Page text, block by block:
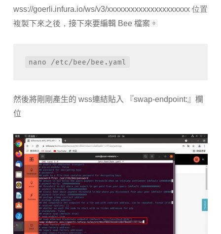
wss://goerli.infura.io/ws/v3/xxxxxxxxxxxxxxxxxxxxx 位置
複製下來之後， 接下來要編輯 Bee 檔案。
nano /etc/bee/bee.yaml
然後將剛剛產生的 wss連結貼入 『swap-endpoint: 』欄
位